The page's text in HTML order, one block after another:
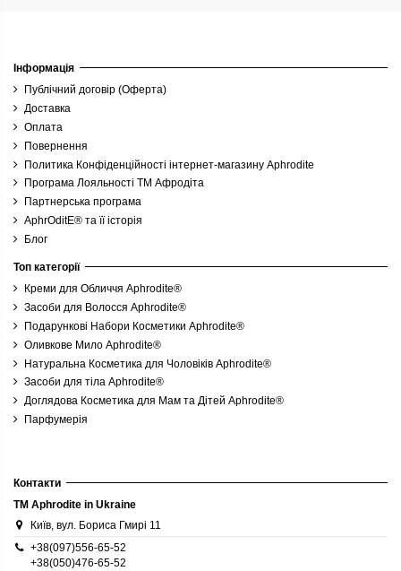
Інформація
Публічний договір (Оферта)
Доставка
Оплата
Повернення
Политика Конфіденційності інтернет-магазину Aphrodite
Програма Лояльності ТМ Афродіта
Партнерська програма
AphrOditE® та її історія
Блог
Топ категорії
Креми для Обличчя Aphrodite®
Засоби для Волосся Aphrodite®
Подарункові Набори Косметики Aphrodite®
Оливкове Мило Aphrodite®
Натуральна Косметика для Чоловіків Aphrodite®
Засоби для тіла Aphrodite®
Доглядова Косметика для Мам та Дітей Aphrodite®
Парфумерія
Контакти
TM Aphrodite in Ukraine
Київ, вул. Бориса Гмирі 11
+38(097)556-65-52
+38(050)476-65-52